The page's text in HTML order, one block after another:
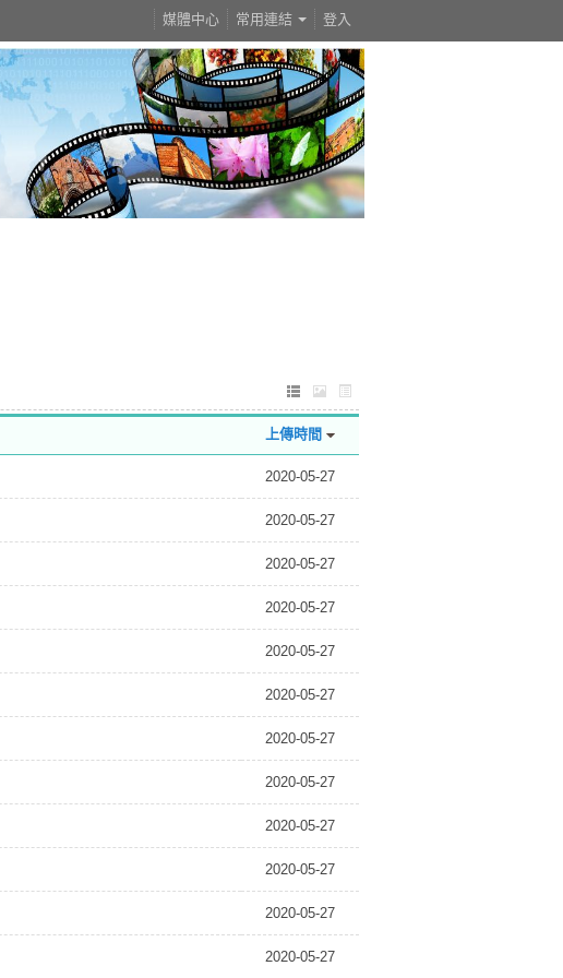
登入
媒體中心 常用連結
上傳時間
2020-05-27
2020-05-27
2020-05-27
2020-05-27
2020-05-27
2020-05-27
2020-05-27
2020-05-27
2020-05-27
2020-05-27
2020-05-27
2020-05-27